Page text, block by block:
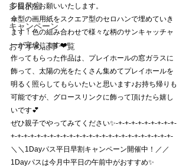
多目的室
キャンペーン
おすすめ記事一覧
ジ提示をお願いいたします。
傘型の画用紙をスクエア型のセロハンで埋めていき
ます！色の組み合わせで様々な柄のサンキャッチャ
ーが完成します❤️
作ってもらった作品は、プレイホールの窓ガラスに
飾って、太陽の光をたくさん集めてプレイホールを
明るく照らしてもらいたいと思います♪お持ち帰りも
可能ですが、グロースリンクに飾って頂けたら嬉し
いです💕
ぜひ親子でやってみてください✨-+-+-+-+-+-+-+-+-+-
+-+-+-+-+-+-+-+-+-+-+-+-+-+-+-+-+-+-+-+-+-+-+-+-+-
＼＼1Dayパス平日早割キャンペーン開催中！／／
1Dayパスは今月中平日の午前中がおすすめ✨